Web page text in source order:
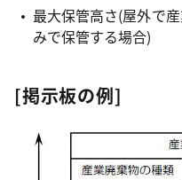
最大保管高さ(屋外で
みで保管する場合)
[掲示板の例]